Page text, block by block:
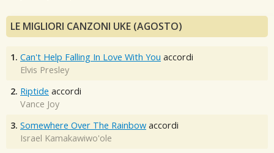
LE MIGLIORI CANZONI UKE (AGOSTO)
1. Can't Help Falling In Love With You accordi
Elvis Presley
2. Riptide accordi
Vance Joy
3. Somewhere Over The Rainbow accordi
Israel Kamakawiwo'ole